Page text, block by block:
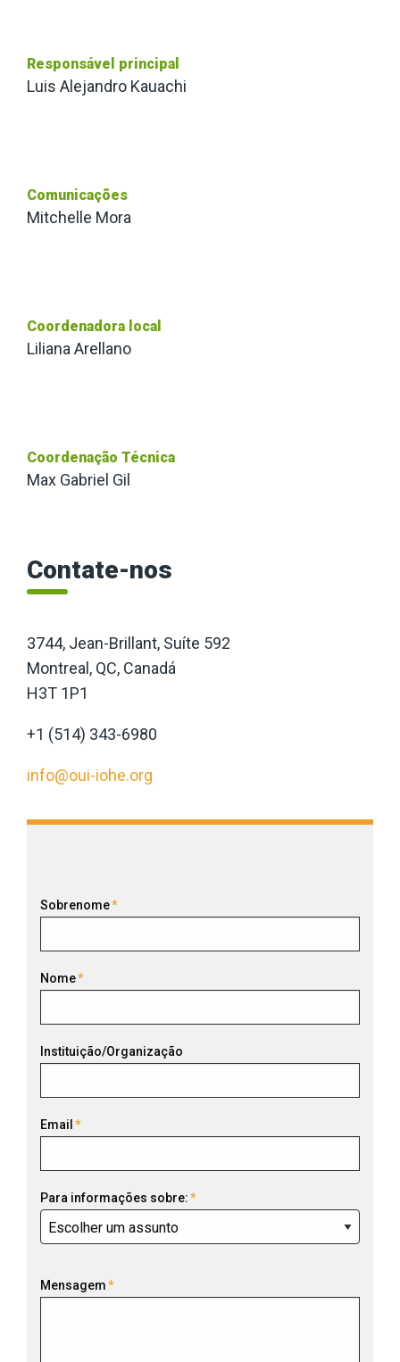
Responsável principal
Luis Alejandro Kauachi
Comunicações
Mitchelle Mora
Coordenadora local
Liliana Arellano
Coordenação Técnica
Max Gabriel Gil
Contate-nos
3744, Jean-Brillant, Suíte 592
Montreal, QC, Canadá
H3T 1P1
+1 (514) 343-6980
info@oui-iohe.org
Sobrenome*
Nome*
Instituição/Organização
Email *
Para informações sobre:*
Mensagem*